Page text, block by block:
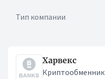
Тип компании
Криптокомпании
Харвекс
Криптообменник